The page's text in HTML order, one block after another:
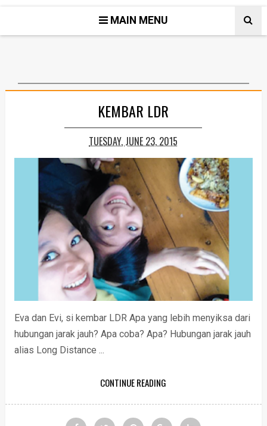
MAIN MENU
KEMBAR LDR
TUESDAY, JUNE 23, 2015
Eva dan Evi, si kembar LDR Apa yang lebih menyiksa dari
hubungan jarak jauh? Apa coba? Apa? Hubungan jarak jauh
alias Long Distance ...
CONTINUE READING